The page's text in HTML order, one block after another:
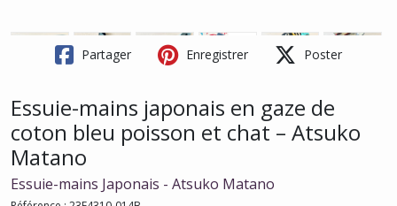
Partager Enregistrer Poster
Essuie-mains japonais en gaze de
coton bleu poisson et chat – Atsuko
Matano
Essuie-mains Japonais - Atsuko Matano